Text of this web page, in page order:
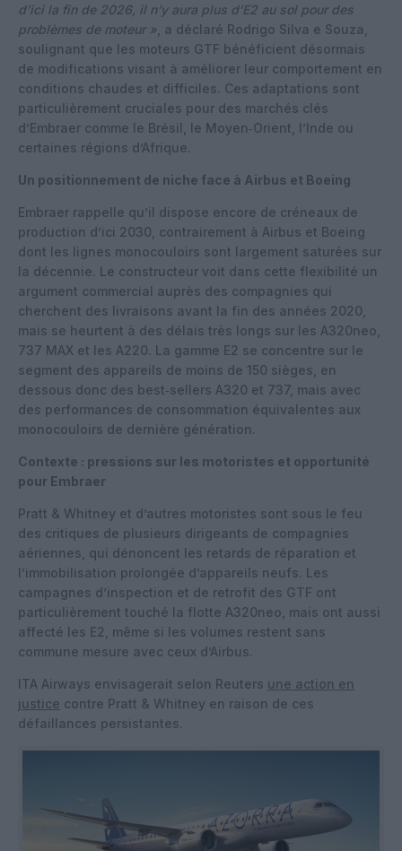
d’ici la fin de 2026, il n’y aura plus d’E2 au sol pour des
problèmes de moteur » , a déclaré Rodrigo Silva e Souza,
soulignant que les moteurs GTF bénéficient désormais
de modifications visant à améliorer leur comportement en
conditions chaudes et difficiles. Ces adaptations sont
particulièrement cruciales pour des marchés clés
d’Embraer comme le Brésil, le Moyen‑Orient, l’Inde ou
certaines régions d’Afrique.
Un positionnement de niche face à Airbus et Boeing
Embraer rappelle qu’il dispose encore de créneaux de
production d’ici 2030, contrairement à Airbus et Boeing
dont les lignes monocouloirs sont largement saturées sur
la décennie. Le constructeur voit dans cette flexibilité un
argument commercial auprès des compagnies qui
cherchent des livraisons avant la fin des années 2020,
mais se heurtent à des délais très longs sur les A320neo,
737 MAX et les A220. La gamme E2 se concentre sur le
segment des appareils de moins de 150 sièges, en
dessous donc des best‑sellers A320 et 737, mais avec
des performances de consommation équivalentes aux
monocouloirs de dernière génération.
Contexte : pressions sur les motoristes et opportunité
pour Embraer
Pratt & Whitney et d’autres motoristes sont sous le feu
des critiques de plusieurs dirigeants de compagnies
aériennes, qui dénoncent les retards de réparation et
l’immobilisation prolongée d’appareils neufs. Les
campagnes d’inspection et de retrofit des GTF ont
particulièrement touché la flotte A320neo, mais ont aussi
affecté les E2, même si les volumes restent sans
commune mesure avec ceux d’Airbus.
ITA Airways envisagerait selon Reuters une action en
justice contre Pratt & Whitney en raison de ces
défaillances persistantes.